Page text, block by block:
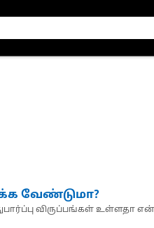
வேண்டுமா?
விருப்பங்கள் உள்ளதா